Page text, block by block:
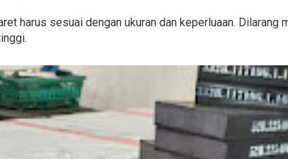
harus sesuai dengan ukuran dan keperluaan. Dilarang